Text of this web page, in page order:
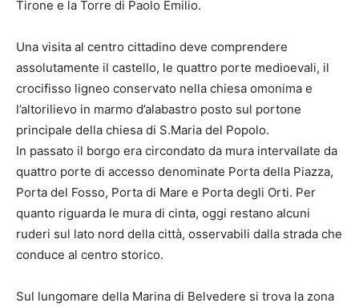
Tirone e la Torre di Paolo Emilio.
Una visita al centro cittadino deve comprendere
assolutamente il castello, le quattro porte medioevali, il
crocifisso ligneo conservato nella chiesa omonima e
l’altorilievo in marmo d’alabastro posto sul portone
principale della chiesa di S.Maria del Popolo.
In passato il borgo era circondato da mura intervallate da
quattro porte di accesso denominate Porta della Piazza,
Porta del Fosso, Porta di Mare e Porta degli Orti. Per
quanto riguarda le mura di cinta, oggi restano alcuni
ruderi sul lato nord della città, osservabili dalla strada che
conduce al centro storico.
Sul lungomare della Marina di Belvedere si trova la zona